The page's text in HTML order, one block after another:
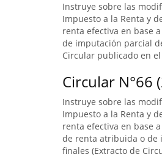
Instruye sobre las
Impuesto a la Renta y
renta efectiva en base
de imputación parcial
Circular publicado en el
Circular N°66
Instruye sobre las
Impuesto a la Renta y
renta efectiva en base
de renta atribuida o de
finales (Extracto de